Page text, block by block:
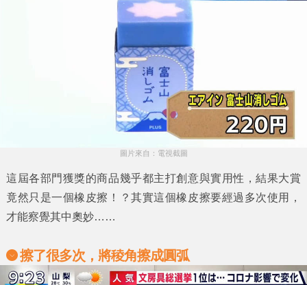
圖片來自：電視截圖
這屆各部門獲獎的商品幾乎都主打創意與實用性，結果大賞
竟然只是一個橡皮擦！？其實這個橡皮擦要經過多次使用，
才能察覺其中奧妙……
擦了很多次，將稜角擦成圓弧